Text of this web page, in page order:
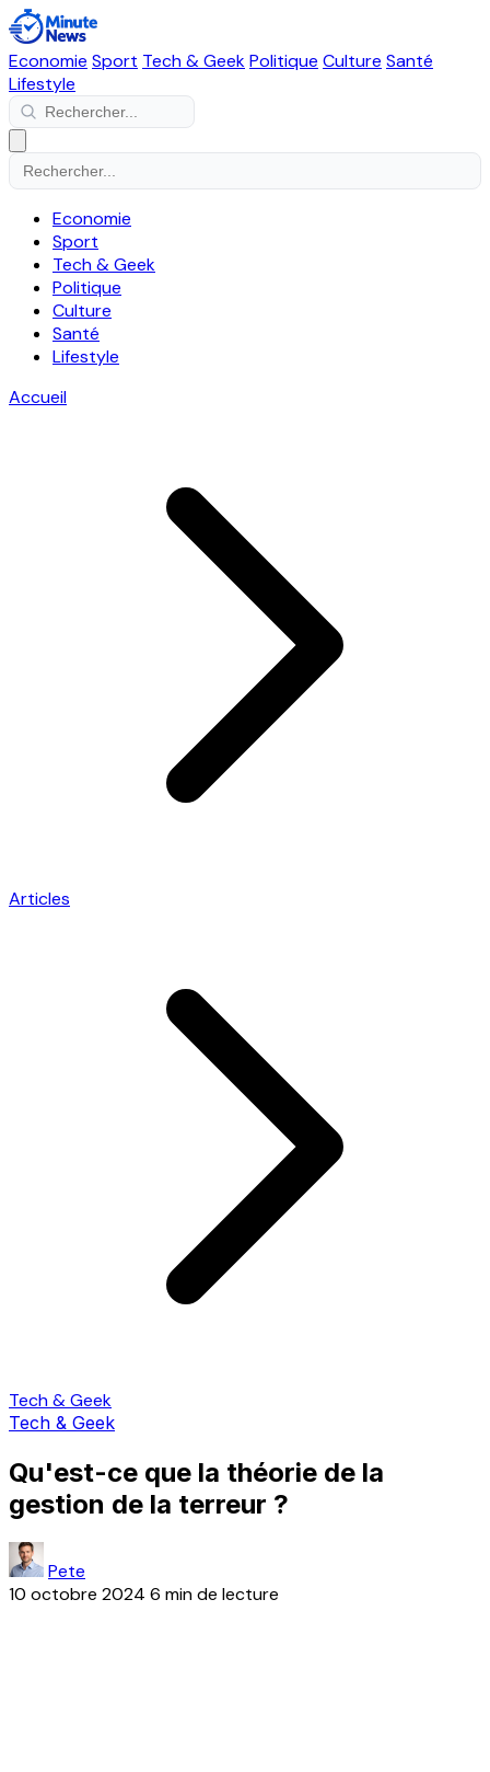
Economie Sport Tech & GeekPolitique Culture Santé
Lifestyle
Economie
Sport
Tech & Geek
Politique
Culture
Santé
Lifestyle
Accueil
Articles
Tech & Geek
Tech & Geek
Qu'est-ce que la théorie de la
gestion de la terreur ?
Pete
10 octobre 2024 6 min de lecture